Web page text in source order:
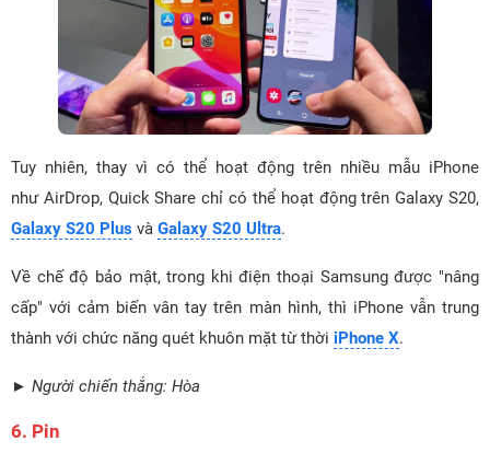
Tuy nhiên, thay vì có thể hoạt động trên nhiều mẫu iPhone
như AirDrop, Quick Share chỉ có thể hoạt động trên Galaxy S20,
Galaxy S20 Plus và Galaxy S20 Ultra.
Về chế độ bảo mật, trong khi điện thoại Samsung được "nâng
cấp" với cảm biến vân tay trên màn hình, thì iPhone vẫn trung
thành với chức năng quét khuôn mặt từ thời iPhone X.
► Người chiến thắng: Hòa
6. Pin